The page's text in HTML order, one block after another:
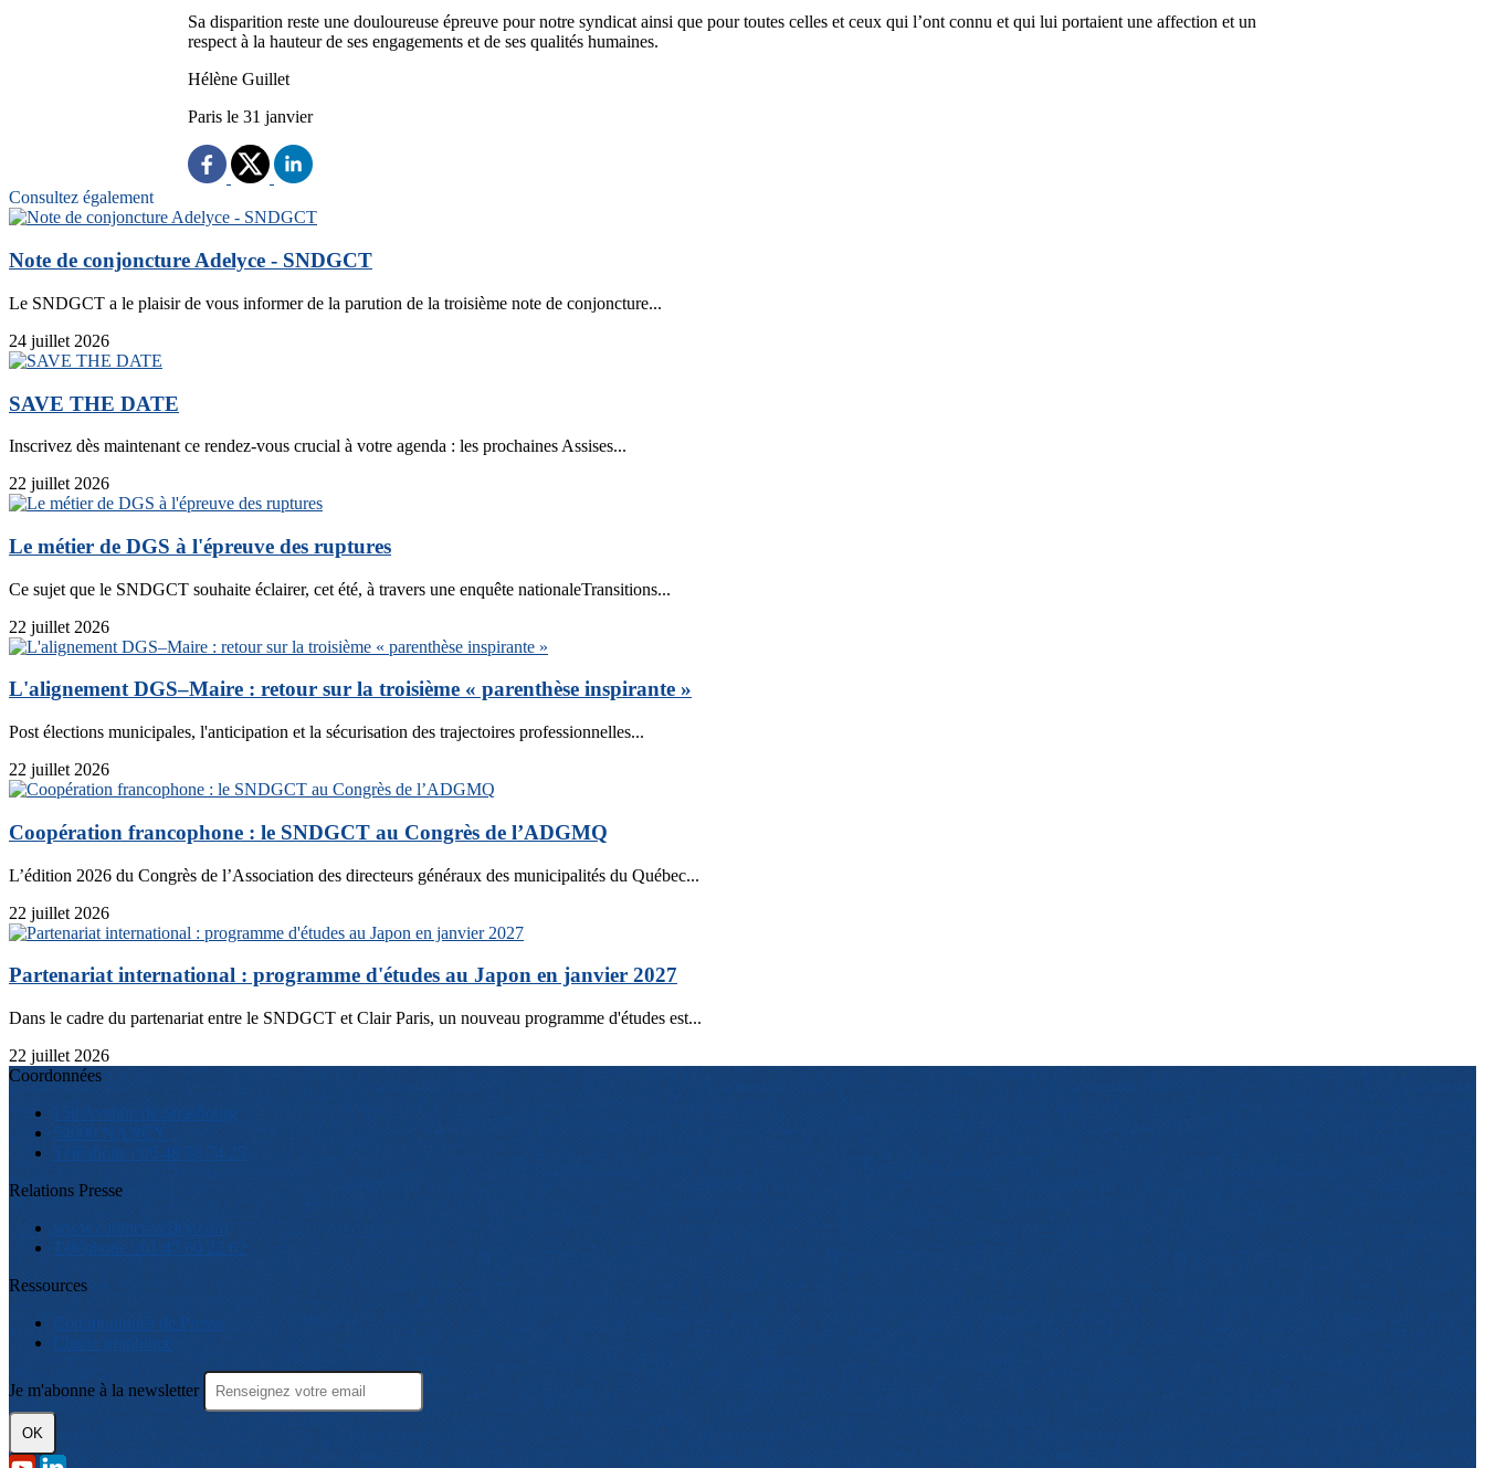
Sa disparition reste une douloureuse épreuve pour notre syndicat ainsi que pour toutes celles et ceux qui l’ont connu et qui lui portaient une affection et un
respect à la hauteur de ses engagements et de ses qualités humaines.
Hélène Guillet
Paris le 31 janvier
Consultez également
Note de conjoncture Adelyce - SNDGCT
Le SNDGCT a le plaisir de vous informer de la parution de la troisième note de conjoncture...
24 juillet 2026
SAVE THE DATE
Inscrivez dès maintenant ce rendez-vous crucial à votre agenda : les prochaines Assises...
22 juillet 2026
Le métier de DGS à l'épreuve des ruptures
Ce sujet que le SNDGCT souhaite éclairer, cet été, à travers une enquête nationaleTransitions...
22 juillet 2026
L'alignement DGS–Maire : retour sur la troisième « parenthèse inspirante »
Post élections municipales, l'anticipation et la sécurisation des trajectoires professionnelles...
22 juillet 2026
Coopération francophone : le SNDGCT au Congrès de l’ADGMQ
L’édition 2026 du Congrès de l’Association des directeurs généraux des municipalités du Québec...
22 juillet 2026
Partenariat international : programme d'études au Japon en janvier 2027
Dans le cadre du partenariat entre le SNDGCT et Clair Paris, un nouveau programme d'études est...
22 juillet 2026
Coordonnées
158 Avenue de Strasbourg
54000 NANCY
Téléphone : 06 48 78 74 25
Relations Presse
www.cabinet-verley.com
Téléphone : 01 47 60 22 62
Ressources
Communiqués de Presse
Charte graphique
Je m'abonne à la newsletter
OK